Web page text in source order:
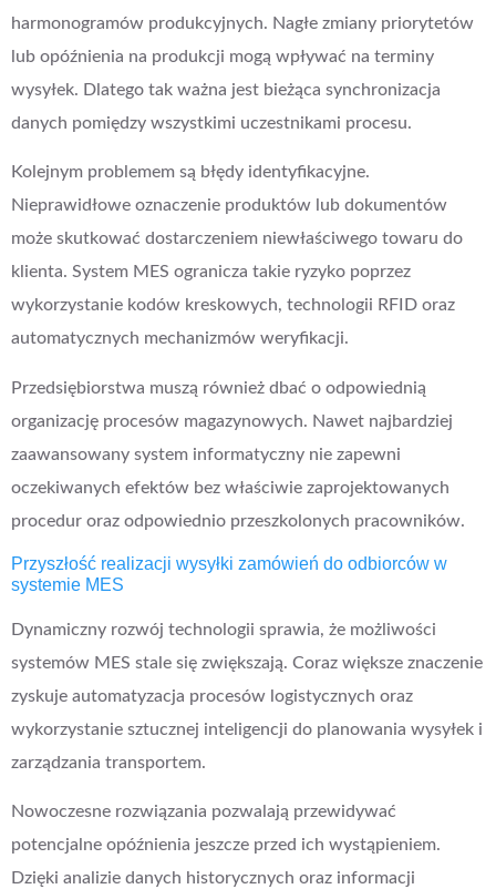
harmonogramów produkcyjnych. Nagłe zmiany priorytetów
lub opóźnienia na produkcji mogą wpływać na terminy
wysyłek. Dlatego tak ważna jest bieżąca synchronizacja
danych pomiędzy wszystkimi uczestnikami procesu.
Kolejnym problemem są błędy identyfikacyjne.
Nieprawidłowe oznaczenie produktów lub dokumentów
może skutkować dostarczeniem niewłaściwego towaru do
klienta. System MES ogranicza takie ryzyko poprzez
wykorzystanie kodów kreskowych, technologii RFID oraz
automatycznych mechanizmów weryfikacji.
Przedsiębiorstwa muszą również dbać o odpowiednią
organizację procesów magazynowych. Nawet najbardziej
zaawansowany system informatyczny nie zapewni
oczekiwanych efektów bez właściwie zaprojektowanych
procedur oraz odpowiednio przeszkolonych pracowników.
Przyszłość realizacji wysyłki zamówień do odbiorców w
systemie MES
Dynamiczny rozwój technologii sprawia, że możliwości
systemów MES stale się zwiększają. Coraz większe znaczenie
zyskuje automatyzacja procesów logistycznych oraz
wykorzystanie sztucznej inteligencji do planowania wysyłek i
zarządzania transportem.
Nowoczesne rozwiązania pozwalają przewidywać
potencjalne opóźnienia jeszcze przed ich wystąpieniem.
Dzięki analizie danych historycznych oraz informacji